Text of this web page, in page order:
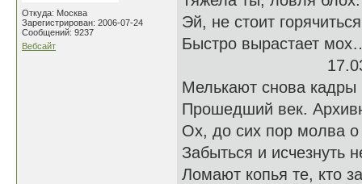
Откуда: Москва
Зарегистрирован: 2006-07-24
Сообщений: 9237
Вебсайт
Эй, не стоит
Быстро вырастает
Мелькают снова кадры
Прошедший век.
Ох, до сих пор молва о
Забыться и исчезнуть
Ломают копья те, кто